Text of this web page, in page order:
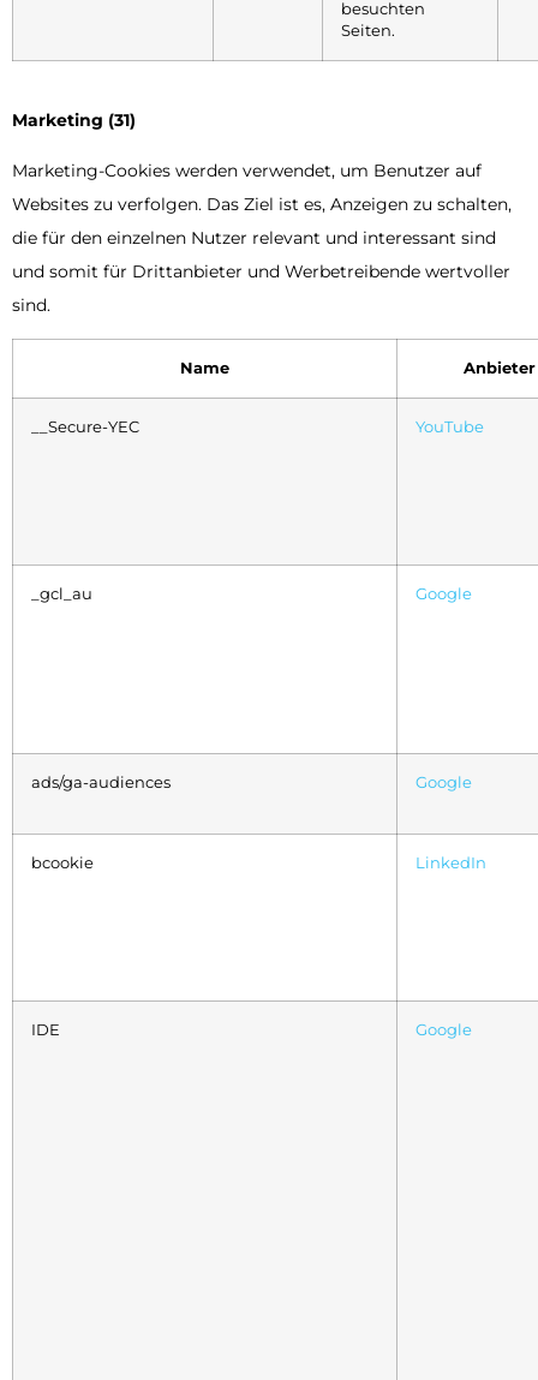
besuchten
Seiten.
Marketing (31)
Marketing-Cookies werden verwendet, um Benutzer auf
Websites zu verfolgen. Das Ziel ist es, Anzeigen zu schalten,
die für den einzelnen Nutzer relevant und interessant sind
und somit für Drittanbieter und Werbetreibende wertvoller
sind.
Name Anbieter
__Secure-YEC YouTube
_gcl_au Google
ads/ga-audiences Google
bcookie LinkedIn
IDE Google